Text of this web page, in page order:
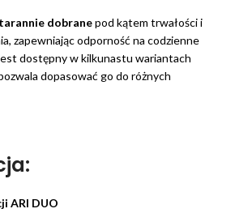
dobranepod kątem trwałości i
zapewniając odporność na codzienne
dostępny w kilkunastu wariantach
dopasować go do różnych
ARI DUO